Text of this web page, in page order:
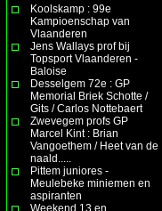
Koolskamp : 99e
Kampioenschap van
Vlaanderen
Jens Wallays prof bij
Topsport Vlaanderen -
Baloise
Desselgem 72e : GP
Memorial Briek Schotte /
Gits / Carlos Nottebaert
Zwevegem profs GP
Marcel Kint : Brian
Vangoethem / Heet van de
naald.....
Pittem juniores -
Meulebeke miniemen en
aspiranten
Weekend 13 en